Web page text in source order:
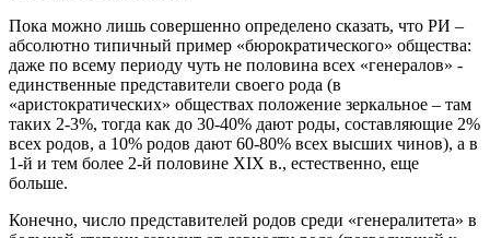
Пока можно лишь совершенно определено сказать, что РИ –
абсолютно типичный пример «бюрократического» общества:
даже по всему периоду чуть не половина всех «генералов» -
единственные представители своего рода (в
«аристократических» обществах положение зеркальное – там
таких 2-3%, тогда как до 30-40% дают роды, составляющие 2%
всех родов, а 10% родов дают 60-80% всех высших чинов), а в
1-й и тем более 2-й половине XIX в., естественно, еще
больше.
Конечно, число представителей родов среди «генералитета» в